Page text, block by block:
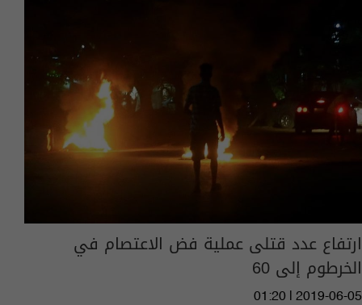
ارتفاع عدد قتلى عملية فض الاعتصام في
الخرطوم إلى 60
01:20 | 2019-06-05